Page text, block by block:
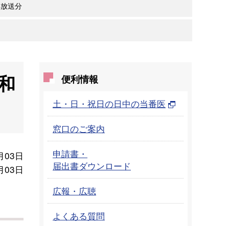
送分
03日
03日
便利情報
土・日・祝日の日中の当番医
窓口のご案内
申請書・
届出書ダウンロード
広報・広聴
よくある質問